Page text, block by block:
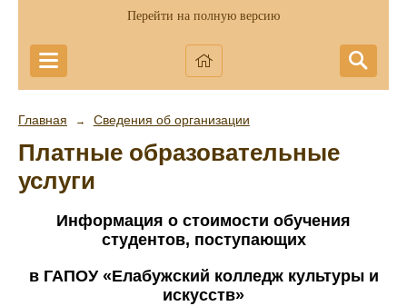
Перейти на полную версию
Главная → Сведения об организации
Платные образовательные
услуги
Информация о стоимости обучения
студентов, поступающих
в ГАПОУ «Елабужский колледж культуры и
искусств»